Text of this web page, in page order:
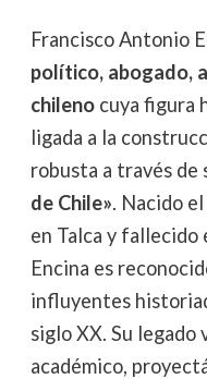
Francisco Antonio
político, abogado,
chilenocuya figura
ligada a la
robusta a través de
de Chile». Nacido
en Talca y fallecido
Encina es
influyentes
siglo XX. Su legado
académico,